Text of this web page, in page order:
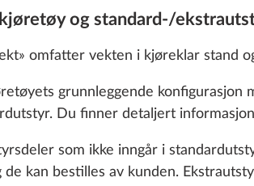
og standard-/
omfatter vekten i kjøreklar stand
grunnleggende konfigurasjon
Du finner detaljert
som ikke inngår i
de kan bestilles av kunden.